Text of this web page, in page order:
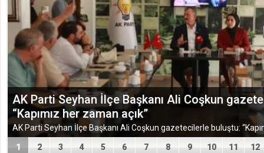
AK Parti Seyhan İlçe Başkanı Ali Coşkun
“Kapımız her zaman açık”
1 2 3 4 5 6 7 8 9 10 11 12